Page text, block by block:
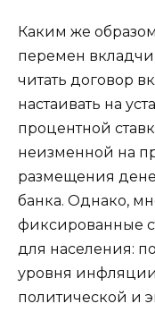
Каким же
перемен
читать договор
настаивать на
процентной
неизменной на
размещения
банка. Однако,
фиксированные
для населения:
уровня
политической и